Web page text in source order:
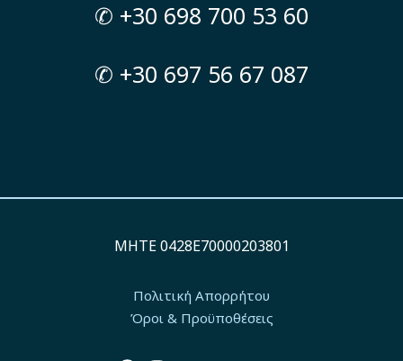
✆ +30 698 700 53 60
✆ +30 697 56 67 087
MΗΤΕ 0428Ε70000203801
Πολιτική Απορρήτου
Όροι & Προϋποθέσεις